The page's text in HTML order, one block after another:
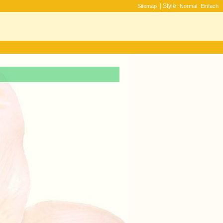
Sitemap | Style: Normal Einfach